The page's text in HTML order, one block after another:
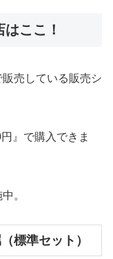
ここ！
売している販売シ
』で購入できま
。
標準セット）